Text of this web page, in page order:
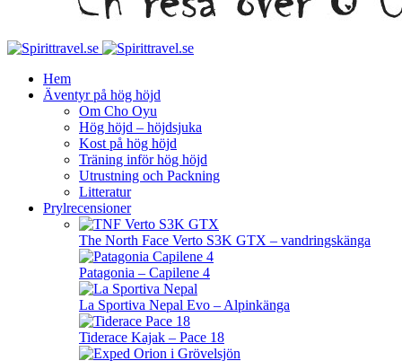
Hem
Äventyr på hög höjd
Om Cho Oyu
Hög höjd – höjdsjuka
Kost på hög höjd
Träning inför hög höjd
Utrustning och Packning
Litteratur
Prylrecensioner
The North Face Verto S3K GTX – vandringskänga
Patagonia – Capilene 4
La Sportiva Nepal Evo – Alpinkänga
Tiderace Kajak – Pace 18